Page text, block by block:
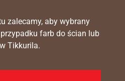
zalecamy, aby wybrany
farb do ścian lub
Tikkurila.